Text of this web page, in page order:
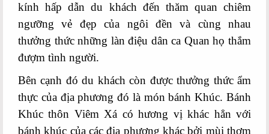
kính hấp dẫn du khách đến thăm quan chiêm
ngưỡng vẻ đẹp của ngôi đền và cùng nhau
thưởng thức những làn điệu dân ca Quan họ thắm
đượm tình người.
Bên cạnh đódu khách còn được thưởng thức ẩm
thực của địa phương đó là món bánh Khúc. Bánh
Khúc thôn Viêm Xá có hương vị khác hẳn với
bánh khúc của các địa phương khác bởi mùi thơm